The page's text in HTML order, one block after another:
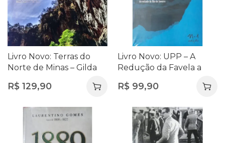
Livro Novo: Terras do
Norte de Minas – Gilda
Francisco
R$ 129,90
Livro Novo: UPP – A
Redução da Favela a
Franco
R$ 99,90